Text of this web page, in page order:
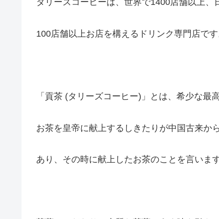
タリーズコーヒーは、世界で1400店舗以上、
100店舗以上お店を構えるドリンク専門店です
「貢茶 (タリーズコーヒー)」とは、希少な最
お茶を皇帝に献上するしきたりが中国古来から
あり、その時に献上したお茶のことを言います